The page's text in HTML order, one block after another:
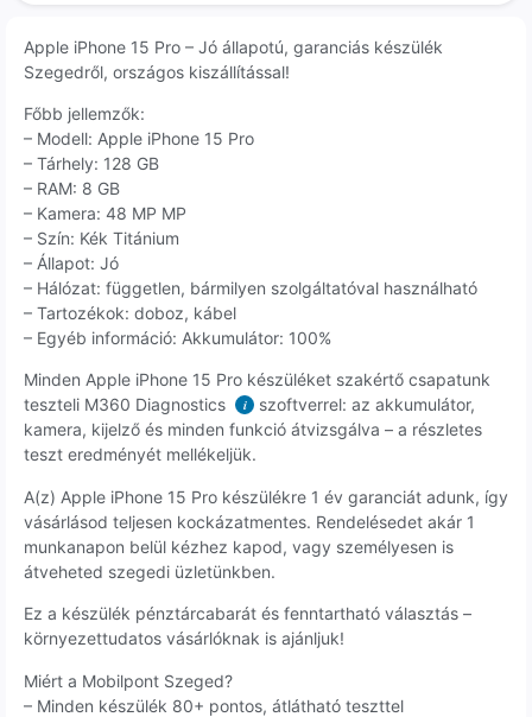
Apple iPhone 15 Pro – Jó állapotú, garanciás készülék
Szegedről, országos kiszállítással!
Főbb jellemzők:
– Modell: Apple iPhone 15 Pro
– Tárhely: 128 GB
– RAM: 8 GB
– Kamera: 48 MP MP
– Szín: Kék Titánium
– Állapot: Jó
– Hálózat: független, bármilyen szolgáltatóval használható
– Tartozékok: doboz, kábel
– Egyéb információ: Akkumulátor: 100%
Minden Apple iPhone 15 Pro készüléket szakértő csapatunk
teszteli M360 Diagnostics
i
szoftverrel: az akkumulátor,
kamera, kijelző és minden funkció átvizsgálva – a részletes
teszt eredményét mellékeljük.
A(z) Apple iPhone 15 Pro készülékre 1 év garanciát adunk, így
vásárlásod teljesen kockázatmentes. Rendelésedet akár 1
munkanapon belül kézhez kapod, vagy személyesen is
átveheted szegedi üzletünkben.
Ez a készülék pénztárcabarát és fenntartható választás –
környezettudatos vásárlóknak is ajánljuk!
Miért a Mobilpont Szeged?
– Minden készülék 80+ pontos, átlátható teszttel